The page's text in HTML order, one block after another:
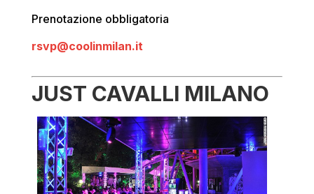
Prenotazione obbligatoria
rsvp@coolinmilan.it
JUST CAVALLI MILANO